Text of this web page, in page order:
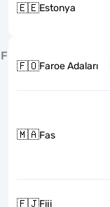
🇪🇪Estonya
F
🇫🇴Faroe Adaları
🇲🇦Fas
🇫🇯Fiji